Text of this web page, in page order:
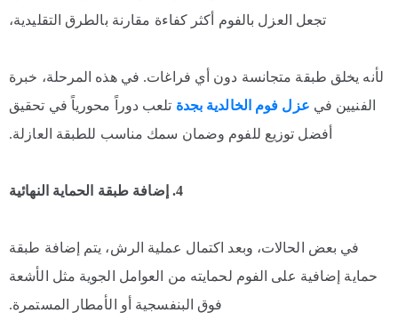
تجعل العزل بالفوم أكثر كفاءة مقارنة بالطرق التقليدية،
لأنه يخلق طبقة متجانسة دون أي فراغات. في هذه المرحلة، خبرة
الفنيين في عزل فوم الخالدية بجدة تلعب دوراً محورياً في تحقيق
أفضل توزيع للفوم وضمان سمك مناسب للطبقة العازلة.
4. إضافة طبقة الحماية النهائية
في بعض الحالات، وبعد اكتمال عملية الرش، يتم إضافة طبقة
حماية إضافية على الفوم لحمايته من العوامل الجوية مثل الأشعة
فوق البنفسجية أو الأمطار المستمرة.